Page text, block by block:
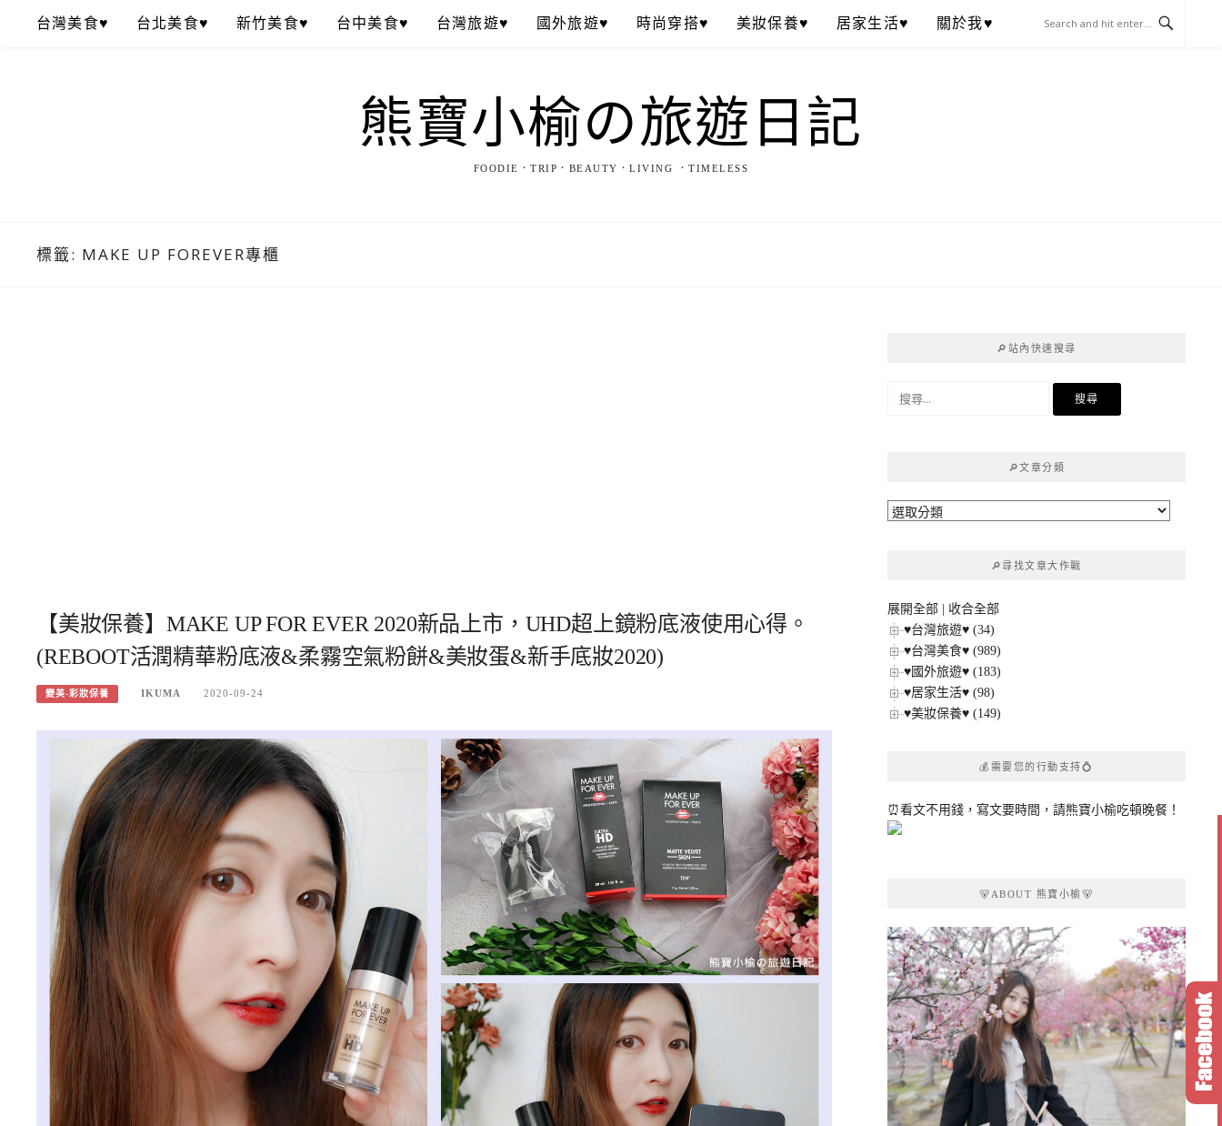
台灣美食♥ 台北美食♥ 新竹美食♥ 台中美食♥ 台灣旅遊♥ 國外旅遊♥ 時尚穿搭♥ 美妝保養♥ 居家生活♥ 關於我♥
熊寶小榆の旅遊日記
FOODIE．TRIP．BEAUTY．LIVING ．TIMELESS
標籤: MAKE UP FOREVER專櫃
【美妝保養】MAKE UP FOR EVER 2020新品上市，UHD超上鏡粉底液使用心得。
(REBOOT活潤精華粉底液&柔霧空氣粉餅&美妝蛋&新手底妝2020)
變美-彩妝保養 IKUMA 2020-09-24
🔎站內快速搜尋
🔎文章分類
🔎
🔎尋找文章大作戰
展開全部
收合全部
♥台灣旅遊♥ (34)
♥台灣美食♥ (989)
♥國外旅遊♥ (183)
♥居家生活♥ (98)
♥美妝保養♥ (149)
💰需要您的行動支持💍
⏰看文不用錢，寫文要時間，請熊寶小榆吃頓晚餐！
🐻ABOUT 熊寶小榆🐻